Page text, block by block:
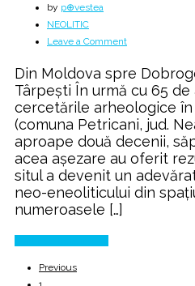
by p⊕vestea
NEOLITIC
Leave a Commenton
Din Moldova spre
Târpeşti În urmă cu 65
cercetările arheologice
(comuna Petricani, jud.
aproape două decenii,
acea aşezare au oferit
situl a devenit un
neo-eneoliticului din
numeroasele […]
Previous